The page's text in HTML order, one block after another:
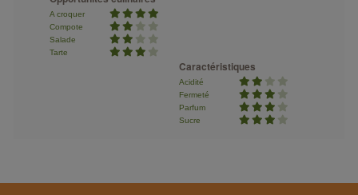
A croquer
Compote
Salade
Tarte
Caractéristiques
Acidité
Fermeté
Parfum
Sucre